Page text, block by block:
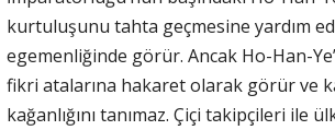
kurtuluşunu tahta geçmesine yardım
egemenliğinde görür. Ancak Ho-Han-
fikri atalarına hakaret olarak görür ve
kağanlığını tanımaz. Çiçi takipçileri ile